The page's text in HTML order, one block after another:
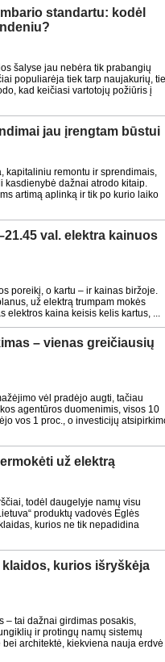
standartu: kodėl
šalyse jau nebėra tik prabangių
populiarėja tiek tarp naujakurių,
kad keičiasi vartotojų požiūris į
jau įrengtam būstui
kapitaliniu remontu ir sprendimais,
kasdienybė dažnai atrodo kitaip.
artimą aplinką ir tik po kurio laiko
val. elektra kainuos
poreikį, o kartu – ir kainas biržoje.
už elektrą trumpam mokės
elektros kaina keisis kelis kartus, ...
– vienas greičiausių
vėl pradėjo augti, tačiau
agentūros duomenimis, visos 10
vos 1 proc., o investicijų
už elektrą
todėl daugelyje namų visu
produktų vadovės Eglės
kurios ne tik nepadidina
kurios išryškėja
– tai dažnai girdimas posakis,
ir protingų namų sistemų
architektė, kiekviena nauja erdvė